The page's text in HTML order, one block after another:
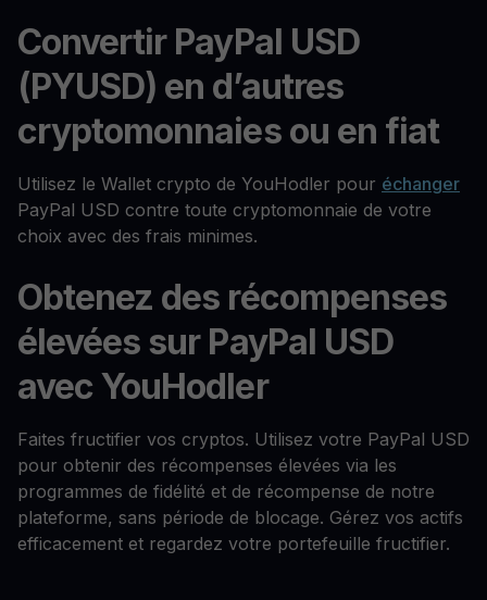
Convertir PayPal USD
(PYUSD) en d’autres
cryptomonnaies ou en fiat
Utilisez le Wallet crypto de YouHodler pour échanger
PayPal USD contre toute cryptomonnaie de votre
choix avec des frais minimes.
Obtenez des récompenses
élevées sur PayPal USD
avec YouHodler
Faites fructifier vos cryptos. Utilisez votre PayPal USD
pour obtenir des récompenses élevées via les
programmes de fidélité et de récompense de notre
plateforme, sans période de blocage. Gérez vos actifs
efficacement et regardez votre portefeuille fructifier.